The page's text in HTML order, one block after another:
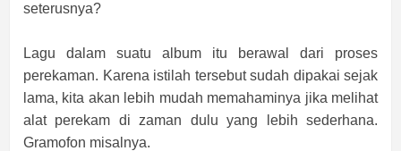
seterusnya?
Lagu dalam suatu album itu berawal dari proses
perekaman. Karena istilah tersebut sudah dipakai sejak
lama, kita akan lebih mudah memahaminya jika melihat
alat perekam di zaman dulu yang lebih sederhana.
Gramofon misalnya.